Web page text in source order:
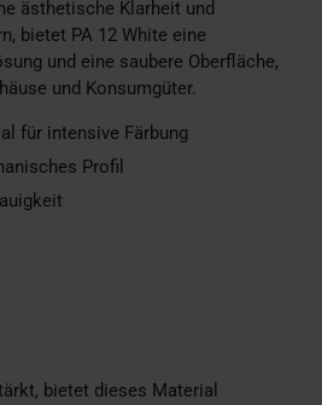
ästhetische Klarheit und
bietet PA 12 White eine
und eine saubere Oberfläche,
und Konsumgüter.
für intensive Färbung
Profil
bietet dieses Material